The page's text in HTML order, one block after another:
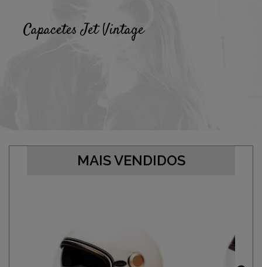
Capacetes Jet Vintage
MAIS VENDIDOS